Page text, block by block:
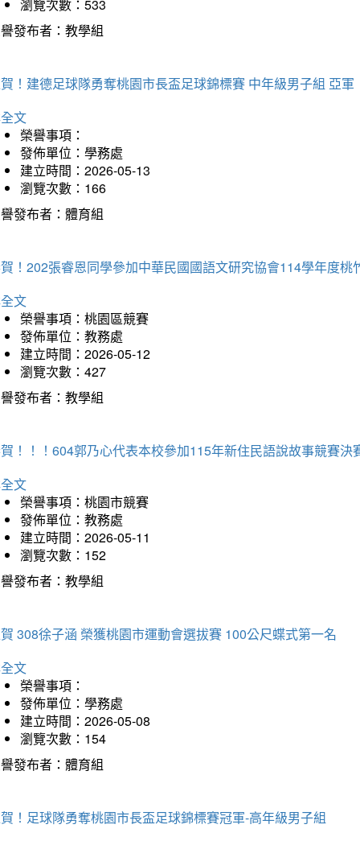
瀏覽次數：533
發布者：教學組
！建德足球隊勇奪桃園市長盃足球錦標賽 中年級男子組 亞軍
文
榮譽事項：
發佈單位：學務處
建立時間：2026-05-13
瀏覽次數：166
發布者：體育組
！202張睿恩同學參加中華民國國語文研究協會114學年度
文
榮譽事項：桃園區競賽
發佈單位：教務處
建立時間：2026-05-12
瀏覽次數：427
發布者：教學組
！！！604郭乃心代表本校參加115年新住民語說故事競賽決
文
榮譽事項：桃園市競賽
發佈單位：教務處
建立時間：2026-05-11
瀏覽次數：152
發布者：教學組
308徐子涵 榮獲桃園市運動會選拔賽 100公尺蝶式第一名
文
榮譽事項：
發佈單位：學務處
建立時間：2026-05-08
瀏覽次數：154
發布者：體育組
！足球隊勇奪桃園市長盃足球錦標賽冠軍-高年級男子組